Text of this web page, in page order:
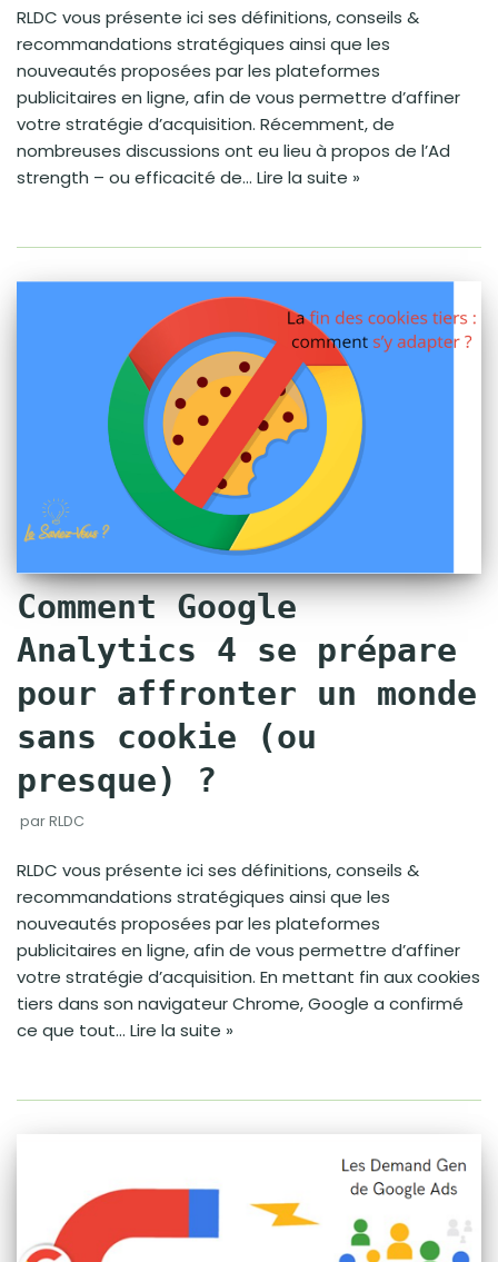
RLDC vous présente ici ses définitions, conseils &
recommandations stratégiques ainsi que les
nouveautés proposées par les plateformes
publicitaires en ligne, afin de vous permettre d’affiner
votre stratégie d’acquisition. Récemment, de
nombreuses discussions ont eu lieu à propos de l’Ad
strength – ou efficacité de… Lire la suite »
Comment Google
Analytics 4 se prépare
pour affronter un monde
sans cookie (ou
presque) ?
parRLDC
RLDC vous présente ici ses définitions, conseils &
recommandations stratégiques ainsi que les
nouveautés proposées par les plateformes
publicitaires en ligne, afin de vous permettre d’affiner
votre stratégie d’acquisition. En mettant fin aux cookies
tiers dans son navigateur Chrome, Google a confirmé
ce que tout… Lire la suite »